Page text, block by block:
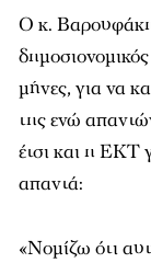
Ο κ.
μήνες, για να
της ενώ
έτσι και η ΕΚΤ
απαντά:
«Νομίζω ότι